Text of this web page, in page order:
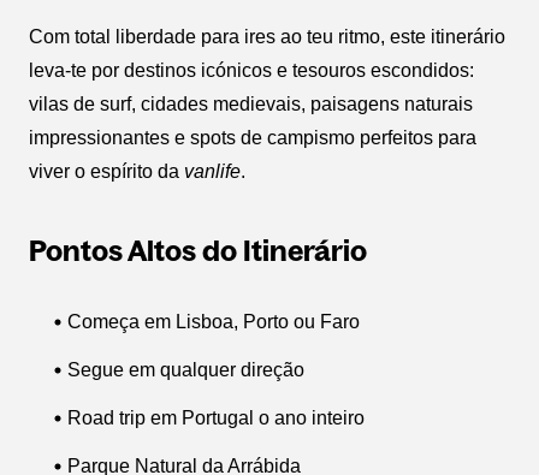
Com total liberdade para ires ao teu ritmo, este itinerário
leva-te por destinos icónicos e tesouros escondidos:
vilas de surf, cidades medievais, paisagens naturais
impressionantes e spots de campismo perfeitos para
viver o espírito da vanlife.
Pontos Altos do Itinerário
Começa em Lisboa, Porto ou Faro
Segue em qualquer direção
Road trip em Portugal o ano inteiro
Parque Natural da Arrábida